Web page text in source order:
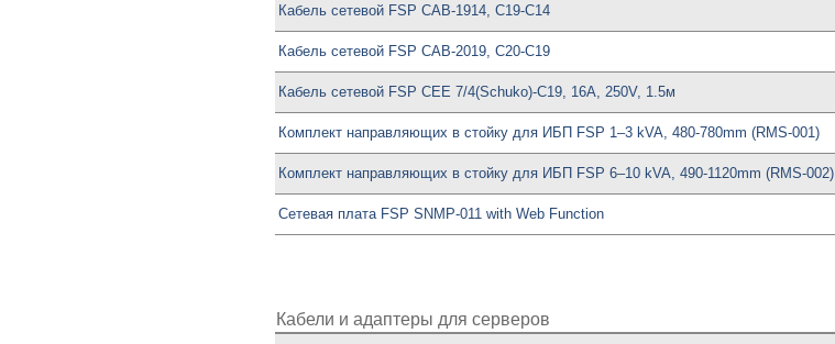
Кабель сетевой FSP CAB-1914, C19-C14
Кабель сетевой FSP CAB-2019, C20-C19
Кабель сетевой FSP CEE 7/4(Schuko)-C19, 16A, 250V, 1.5м
Комплект направляющих в стойку для ИБП FSP 1–3 kVA, 480-780mm (RMS-001)
Комплект направляющих в стойку для ИБП FSP 6–10 kVA, 490-1120mm (RMS-002)
Сетевая плата FSP SNMP-011 with Web Function
Кабели и адаптеры для серверов